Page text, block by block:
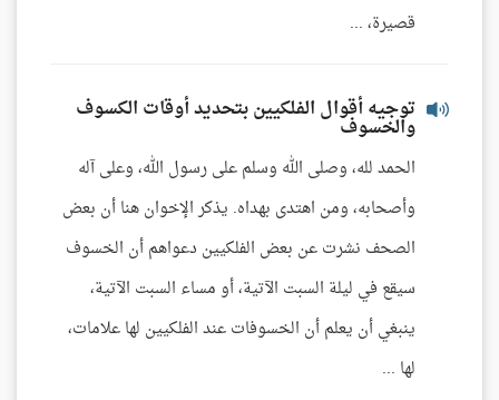
قصيرة، ...
توجيه أقوال الفلكيين بتحديد أوقات الكسوف
والخسوف
الحمد لله، وصلى الله وسلم على رسول الله، وعلى آله
وأصحابه، ومن اهتدى بهداه. يذكر الإخوان هنا أن بعض
الصحف نشرت عن بعض الفلكيين دعواهم أن الخسوف
سيقع في ليلة السبت الآتية، أو مساء السبت الآتية،
ينبغي أن يعلم أن الخسوفات عند الفلكيين لها علامات،
لها ...